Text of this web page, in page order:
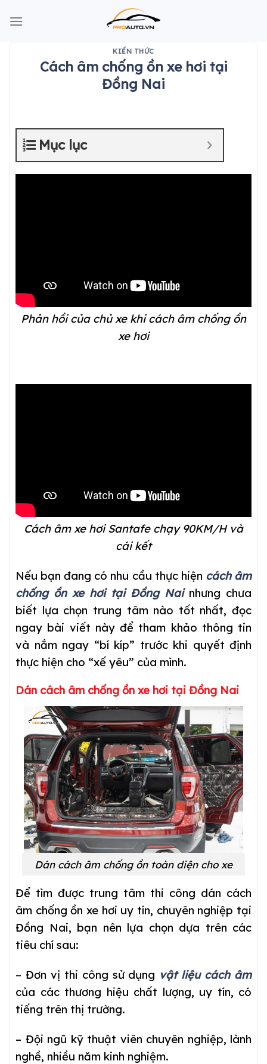
KIẾN THỨC
Cách âm chống ồn xe hơi tại
Đồng Nai
Mục lục
Phản hồi của chủ xe khi cách âm chống ồn
xe hơi
Cách âm xe hơi Santafe chạy 90KM/H và
cái kết
Nếu bạn đang có nhu cầu thực hiện cách âm
chống ồn xe hơi tại Đồng Nainhưng chưa
biết lựa chọn trung tâm nào tốt nhất, đọc
ngay bài viết này để tham khảo thông tin
và nắm ngay “bí kíp” trước khi quyết định
thực hiện cho “xế yêu” của mình.
Dán cách âm chống ồn xe hơi tại Đồng Nai
Dán cách âm chống ồn toàn diện cho xe
Để tìm được trung tâm thi công dán cách
âm chống ồn xe hơi uy tín, chuyên nghiệp tại
Đồng Nai, bạn nên lựa chọn dựa trên các
tiêu chí sau:
– Đơn vị thi công sử dụng vật liệu cách âm
của các thương hiệu chất lượng, uy tín, có
tiếng trên thị trường.
– Đội ngũ kỹ thuật viên chuyên nghiệp, lành
nghề, nhiều năm kinh nghiệm.